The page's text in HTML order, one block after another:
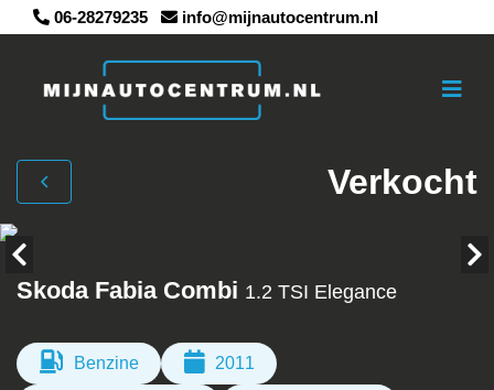
06-28279235 info@mijnautocentrum.nl
Verkocht
Skoda Fabia Combi 1.2 TSI Elegance
Benzine 2011